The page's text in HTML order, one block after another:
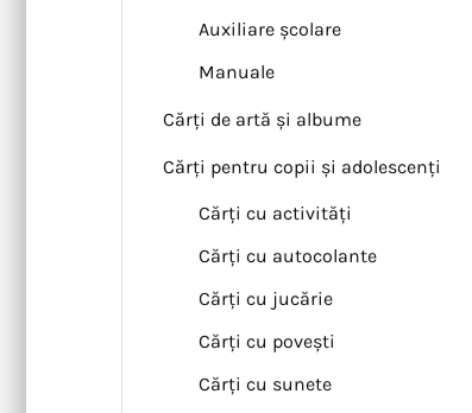
Auxiliare școlare
Manuale
Cărți de artă și albume
Cărți pentru copii și adolescenți
Cărți cu activități
Cărți cu autocolante
Cărți cu jucărie
Cărți cu povești
Cărți cu sunete